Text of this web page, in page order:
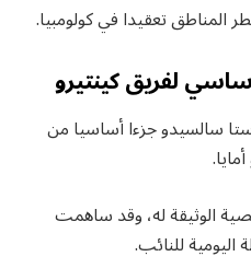
المناطق تعقيدا في كولومبيا.
لفريق كينتيرو
سالسيدو جزءا أساسيا من
الوثيقة له، وقد ساهمت
للنائب.